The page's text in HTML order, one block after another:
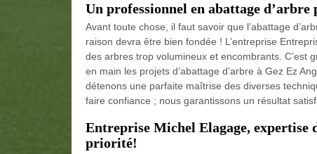
Un professionnel en abattage d’arbre
Avant toute chose, il faut savoir que l’abattage
raison devra être bien fondée ! L’entreprise
des arbres trop volumineux et encombrants. C’est
en main les projets d’abattage d’arbre à Gez Ez
détenons une parfaite maîtrise des diverses
faire confiance ; nous garantissons un résultat
Entreprise Michel Elagage,
priorité!